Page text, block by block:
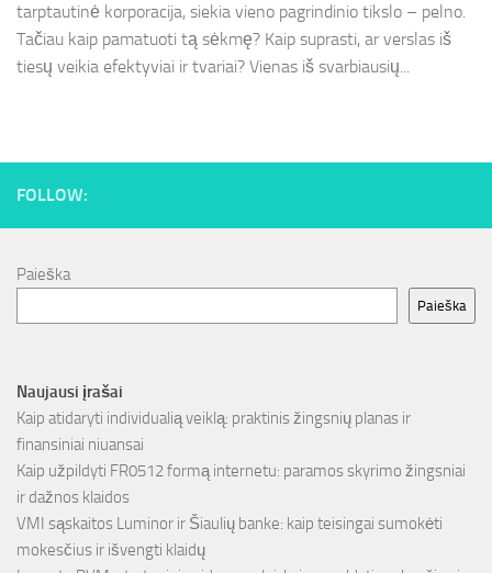
tarptautinė korporacija, siekia vieno pagrindinio tikslo – pelno.
Tačiau kaip pamatuoti tą sėkmę? Kaip suprasti, ar verslas iš
tiesų veikia efektyviai ir tvariai? Vienas iš svarbiausių...
FOLLOW:
Paieška
Paieška
Naujausi įrašai
Kaip atidaryti individualią veiklą: praktinis žingsnių planas ir
finansiniai niuansai
Kaip užpildyti FR0512 formą internetu: paramos skyrimo žingsniai
ir dažnos klaidos
VMI sąskaitos Luminor ir Šiaulių banke: kaip teisingai sumokėti
mokesčius ir išvengti klaidų